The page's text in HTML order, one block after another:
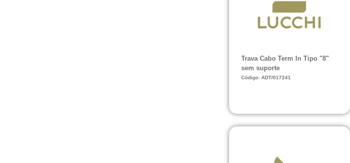
Trava Cabo Term In Tipo "8"
sem suporte
Código: ADT/017241